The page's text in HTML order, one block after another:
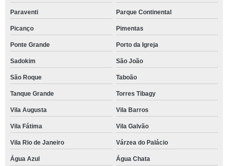
Paraventi Parque Continental
Picanço Pimentas
Ponte Grande Porto da Igreja
Sadokim São João
São Roque Taboão
Tanque Grande Torres Tibagy
Vila Augusta Vila Barros
Vila Fátima Vila Galvão
Vila Rio de Janeiro Várzea do Palácio
Água Azul
Água Chata